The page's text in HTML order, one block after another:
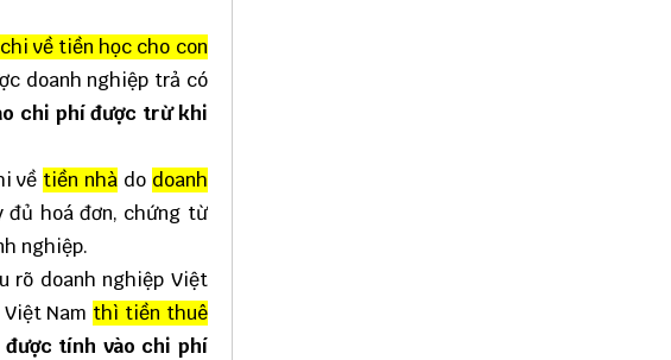
chi về tiền học cho con
doanh nghiệp trả có
chi phí được trừ khi
về tiền nhàdo doanh
đủ hoá đơn, chứng từ
nghiệp.
rõ doanh nghiệp Việt
Nam thì tiền thuê
được tính vào chi phí